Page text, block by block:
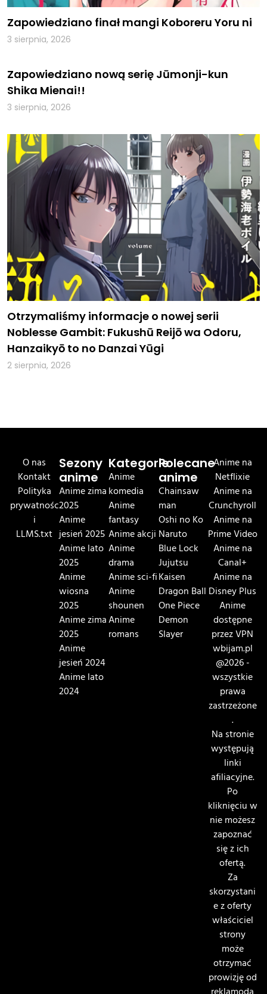
Zapowiedziano finał mangi Koboreru Yoru ni
3 sierpnia, 2026
Zapowiedziano nową serię Jūmonji-kun
Shika Mienai!!
3 sierpnia, 2026
Otrzymaliśmy informacje o nowej serii
Noblesse Gambit: Fukushū Reijō wa Odoru,
Hanzaikyō to no Danzai Yūgi
2 sierpnia, 2026
O nas
Kontakt
Polityka
prywatnośc
i
LLMS.txt
Sezony
anime
Anime zima
2025
Anime
jesień 2025
Anime lato
2025
Anime
wiosna
2025
Anime zima
2025
Anime
jesień 2024
Anime lato
2024
Kategorie
Anime
komedia
Anime
fantasy
Anime akcji
Anime
drama
Anime sci-fi
Anime
shounen
Anime
romans
Polecane
anime
Chainsaw
man
Oshi no Ko
Naruto
Blue Lock
Jujutsu
Kaisen
Dragon Ball
One Piece
Demon
Slayer
Anime na
Netflixie
Anime na
Crunchyroll
Anime na
Prime Video
Anime na
Canal+
Anime na
Disney Plus
Anime
dostępne
przez VPN
wbijam.pl
@2026 -
wszystkie
prawa
zastrzeżone
.
Na stronie
występują
linki
afiliacyjne.
Po
kliknięciu w
nie możesz
zapoznać
się z ich
ofertą.
Za
skorzystani
e z oferty
właściciel
strony
może
otrzymać
prowizję od